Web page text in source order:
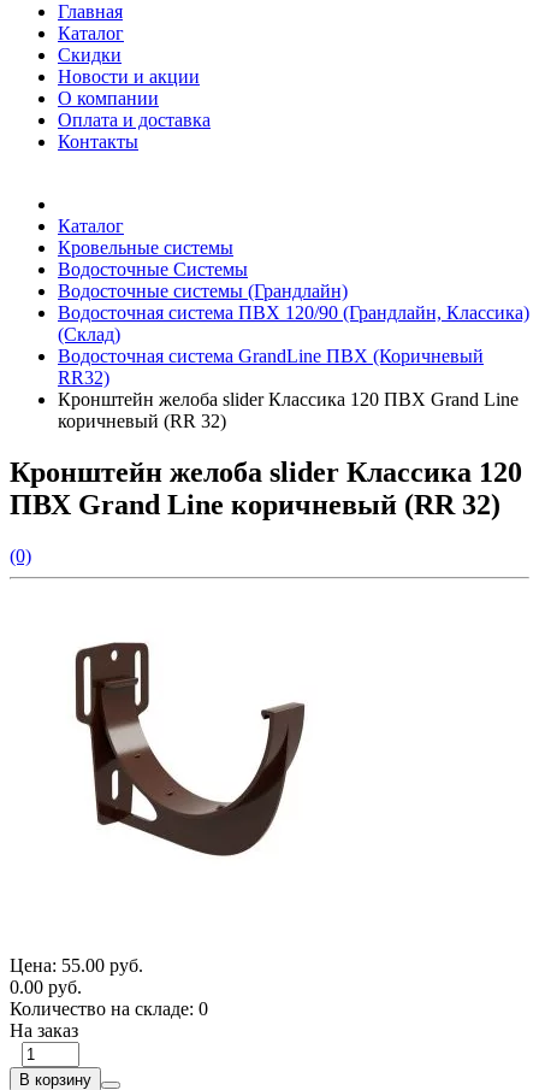
Главная
Каталог
Скидки
Новости и акции
О компании
Оплата и доставка
Контакты
Каталог
Кровельные системы
Водосточные Системы
Водосточные системы (Грандлайн)
Водосточная система ПВХ 120/90 (Грандлайн, Классика)
(Склад)
Водосточная система GrandLine ПВХ (Коричневый
RR32)
Кронштейн желоба slider Классика 120 ПВХ Grand Line
коричневый (RR 32)
Кронштейн желоба slider Классика 120
ПВХ Grand Line коричневый (RR 32)
(0)
Цена: 55.00 руб.
0.00 руб.
Количество на складе: 0
На заказ
В корзину